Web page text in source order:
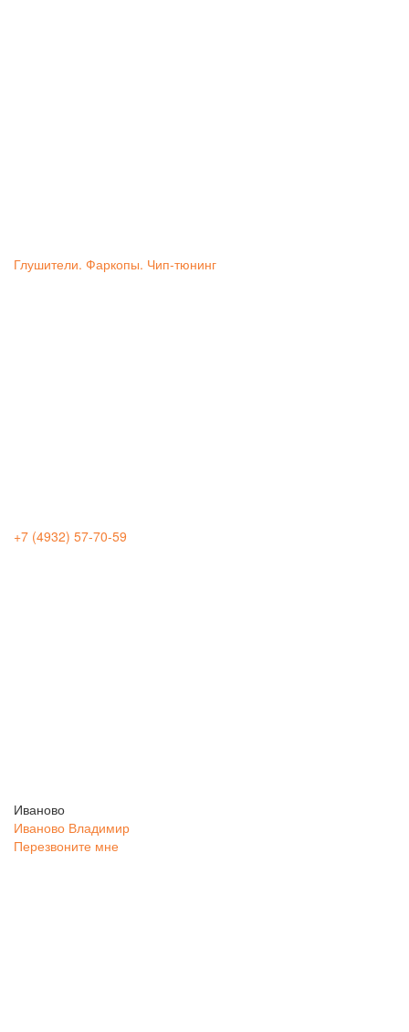
Глушители. Фаркопы. Чип-тюнинг
+7 (4932) 57-70-59
Иваново
Иваново Владимир
Перезвоните мне